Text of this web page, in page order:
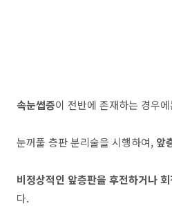
속눈썹증이 전반에 존재하는 경우에
눈꺼풀 층판 분리술을 시행하여, 앞
비정상적인 앞층판을 후전하거나 회
다.